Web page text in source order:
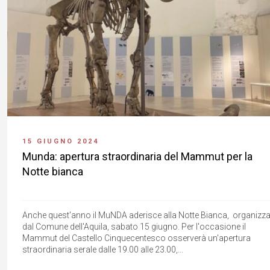
15 GIUGNO 2024
Munda: apertura straordinaria del Mammut per la
Notte bianca
Anche quest'anno il MuNDA aderisce alla Notte Bianca,
dal Comune dell'Aquila, sabato 15 giugno. Per l'occasione il
Mammut del Castello Cinquecentesco osserverà un'apertura
straordinaria serale dalle 19.00 alle 23.00,...